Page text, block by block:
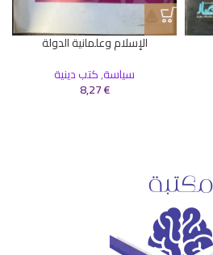
الإسلام وعلمانية الدولة
سياسة,كتب دينية
8,27€